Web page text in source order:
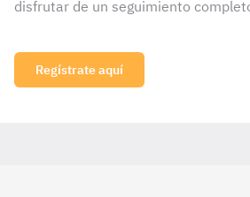
disfrutar de un seguimiento
Regístrate aquí